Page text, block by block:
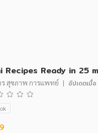
Recipes Ready in 25
สุขภาพ การแพทย์ | อัปเดตเมื่อ